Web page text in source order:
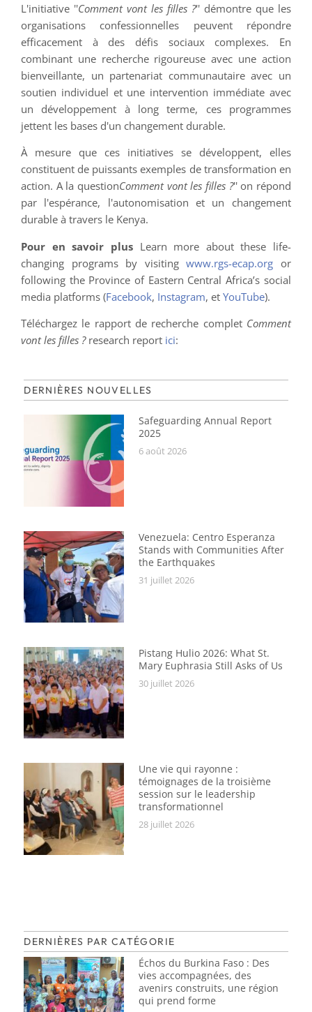
L'initiative ''Comment vont les filles ?'' démontre que les
organisations confessionnelles peuvent répondre
efficacement à des défis sociaux complexes. En
combinant une recherche rigoureuse avec une action
bienveillante, un partenariat communautaire avec un
soutien individuel et une intervention immédiate avec
un développement à long terme, ces programmes
jettent les bases d'un changement durable.
À mesure que ces initiatives se développent, elles
constituent de puissants exemples de transformation en
action. A la questionComment vont les filles ?'' on répond
par l'espérance, l'autonomisation et un changement
durable à travers le Kenya.
Pour en savoir plusLearn more about these life-
changing programs by visitingwww.rgs-ecap.org or
following the Province of Eastern Central Africa’s social
media platforms (Facebook, Instagram, etYouTube).
Téléchargez le rapport de recherche complet Comment
vont les filles ?research report ici:
DERNIÈRES NOUVELLES
Safeguarding Annual Report
2025
6 août 2026
Venezuela: Centro Esperanza
Stands with Communities After
the Earthquakes
31 juillet 2026
Pistang Hulio 2026: What St.
Mary Euphrasia Still Asks of Us
30 juillet 2026
Une vie qui rayonne :
témoignages de la troisième
session sur le leadership
transformationnel
28 juillet 2026
DERNIÈRES PAR CATÉGORIE
Échos du Burkina Faso : Des
vies accompagnées, des
avenirs construits, une région
qui prend forme